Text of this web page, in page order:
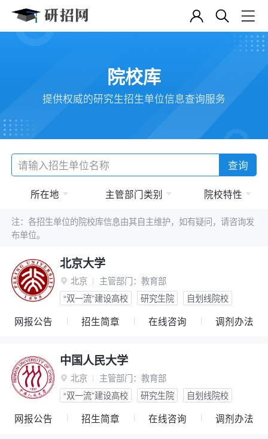
院校库
提供权威的研究生招生单位信息查询服务
查询
所在地 主管部门类别 院校特性
注：各招生单位的院校库信息由其自主维护，如有疑问，请咨询发
布单位。
北京大学
 北京 主管部门： 教育部
“双一流”建设高校
研究生院 自划线院校
网报公告 招生简章 在线咨询 调剂办法
中国人民大学
 北京 主管部门： 教育部
“双一流”建设高校
研究生院 自划线院校
网报公告 招生简章 在线咨询 调剂办法